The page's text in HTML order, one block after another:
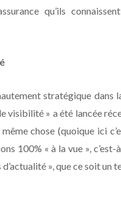
qu’ils
stratégique dans
visibilité » a été lancée
chose (quoique ici
100% « à la vue »,
», que ce soit un